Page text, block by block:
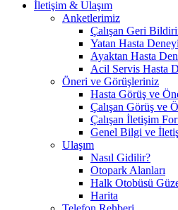
İletişim & Ulaşım
Anketlerimiz
Çalışan Geri
Yatan Hasta
Ayaktan Hasta
Acil Servis Hasta
Öneri ve Görüşleriniz
Hasta Görüş ve
Çalışan Görüş ve
Çalışan İletişim
Genel Bilgi ve
Ulaşım
Nasıl Gidilir?
Otopark Alanları
Halk Otobüsü
Harita